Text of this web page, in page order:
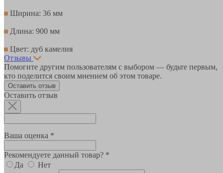
Ширина: 36 мм
Длина: 900 мм
Цвет: дуб камелия
Отзывы
Помогите другим пользователям с выбором — будьте первым,
кто поделится своим мнением об этом товаре.
Оставить отзыв
Оставить отзыв
Ваша оценка *
Рекомендуете данный товар? *
Да
Нет